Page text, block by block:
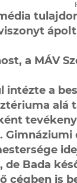
a MÁV
intézte a
alá
Bada
cégben is